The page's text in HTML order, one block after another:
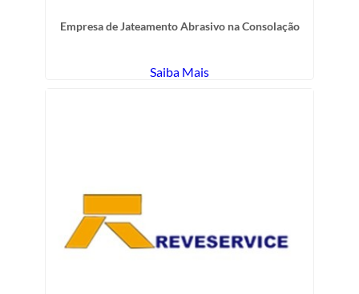
Empresa de Jateamento Abrasivo na Consolação
Saiba Mais